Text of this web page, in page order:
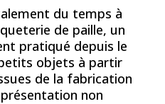
du temps à
de paille, un
pratiqué depuis le
objets à partir
de la fabrication
non